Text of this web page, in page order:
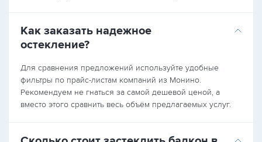
Как заказать надежное
остекление?
Для сравнения предложений используйте удобные
фильтры по прайс-листам компаний из Монино.
Рекомендуем не гнаться за самой дешевой ценой, а
вместо этого сравнить весь объём предлагаемых услуг.